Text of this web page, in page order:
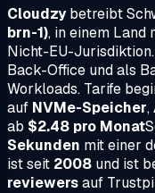
Cloudzybetreibt
brn-1), in einem Land
Nicht-EU-
Back-Office und als
Workloads. Tarife
auf NVMe-Speicher,
ab $2.48 pro Monat
Sekunden mit einer
ist seit 2008 und ist
reviewersauf